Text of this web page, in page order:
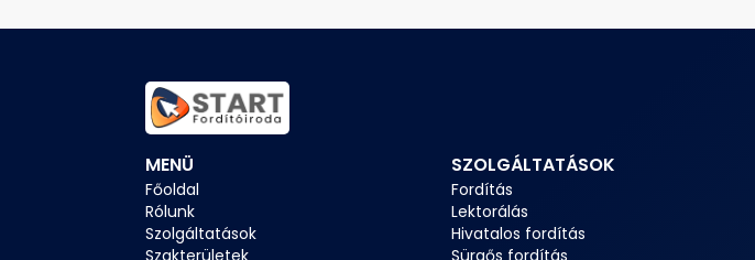
MENÜ
Főoldal
Rólunk
Szolgáltatások
Szakterületek
SZOLGÁLTATÁSOK
Fordítás
Lektorálás
Hivatalos fordítás
Sürgős fordítás